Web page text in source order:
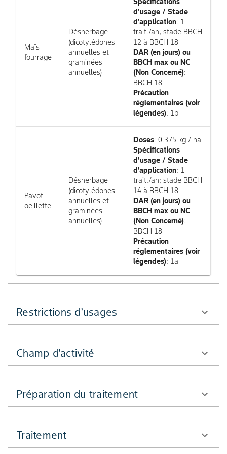
Maïs
fourrage
Désherbage
(dicotylédones
annuelles et
graminées
annuelles)
d'usage / Stade
d'application: 1
trait./an; stade BBCH
12 à BBCH 18
DAR (en jours) ou
BBCH max ou NC
(Non Concerné):
BBCH 18
Précaution
réglementaires (voir
légendes): 1b
Pavot
oeillette
Désherbage
(dicotylédones
annuelles et
graminées
annuelles)
Doses: 0.375 kg / ha
Spécifications
d'usage / Stade
d'application: 1
trait./an; stade BBCH
14 à BBCH 18
DAR (en jours) ou
BBCH max ou NC
(Non Concerné):
BBCH 18
Précaution
réglementaires (voir
légendes): 1a
Restrictions d’usages
Champ d'activité
Préparation du traitement
Traitement